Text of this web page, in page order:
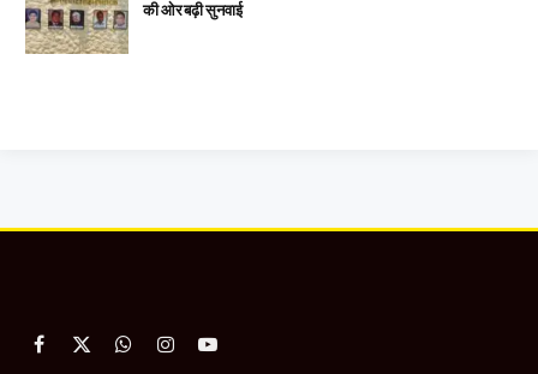
की ओर बढ़ी सुनवाई
Facebook
X
WhatsApp
InstagramYouTube